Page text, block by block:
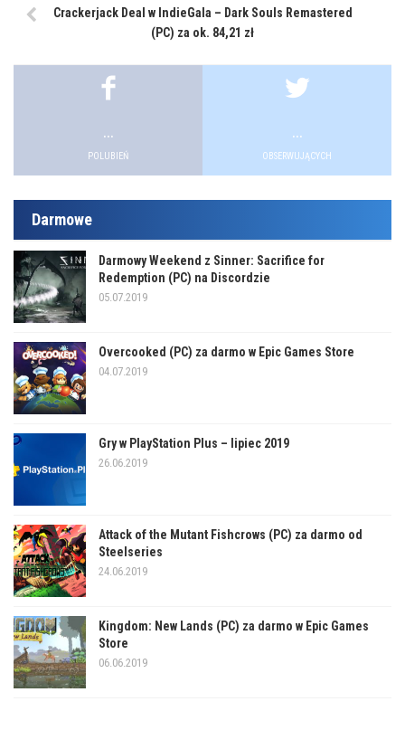
Crackerjack Deal w IndieGala – Dark Souls Remastered
(PC) za ok. 84,21 zł
...
POLUBIEŃ
...
OBSERWUJĄCYCH
Darmowe
Darmowy Weekend z Sinner: Sacrifice for
Redemption (PC) na Discordzie
05.07.2019
Overcooked (PC) za darmo w Epic Games Store
04.07.2019
Gry w PlayStation Plus – lipiec 2019
26.06.2019
Attack of the Mutant Fishcrows (PC) za darmo od
Steelseries
24.06.2019
Kingdom: New Lands (PC) za darmo w Epic Games
Store
06.06.2019